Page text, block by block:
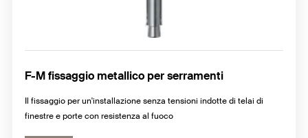
F-M fissaggio metallico per serramenti
Il fissaggio per un'installazione senza tensioni indotte di telai di
finestre e porte con resistenza al fuoco